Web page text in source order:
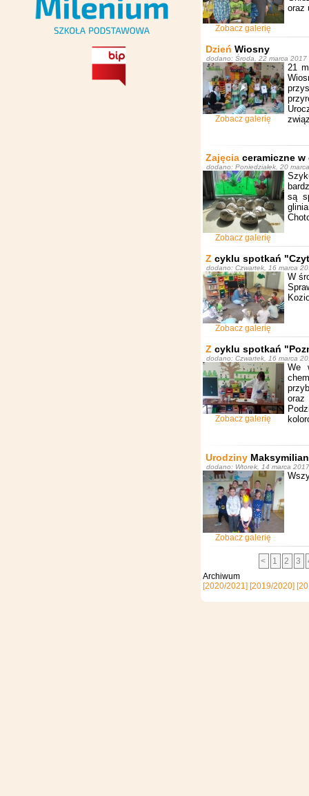
Zobacz galerię
oraz
Dzień Wiosny
dodano: Środa, 22 marca 2017
Zobacz galerię
21
Zajęcia ceramiczne
dodano: Poniedziałek, 20
Zobacz galerię
są
Z cyklu spotkań
dodano: Czwartek, 16 marca
Zobacz galerię
W
Z cyklu spotkań
dodano: Czwartek, 16 marca
Zobacz galerię
We
Urodziny
dodano: Wtorek, 14 marca
Zobacz galerię
< 1 2 3
[2020/2021] [2019/2020]